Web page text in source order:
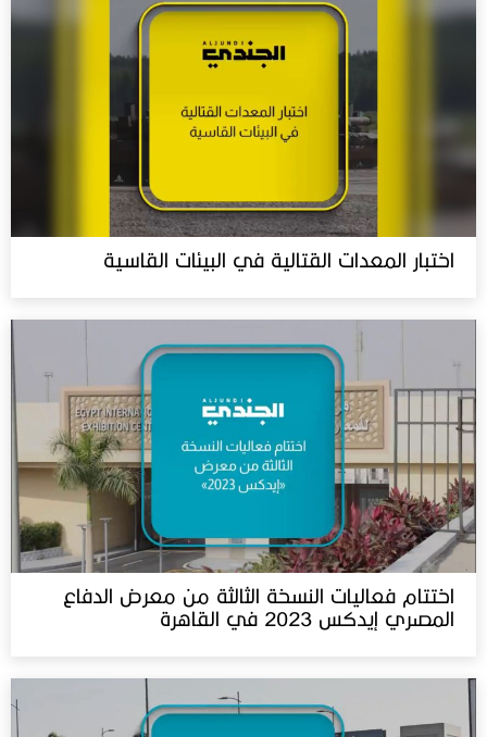
اختبار المعدات القتالية في البيئات القاسية
اختتام فعاليات النسخة الثالثة من معرض الدفاع
المصري إيدكس 2023 في القاهرة